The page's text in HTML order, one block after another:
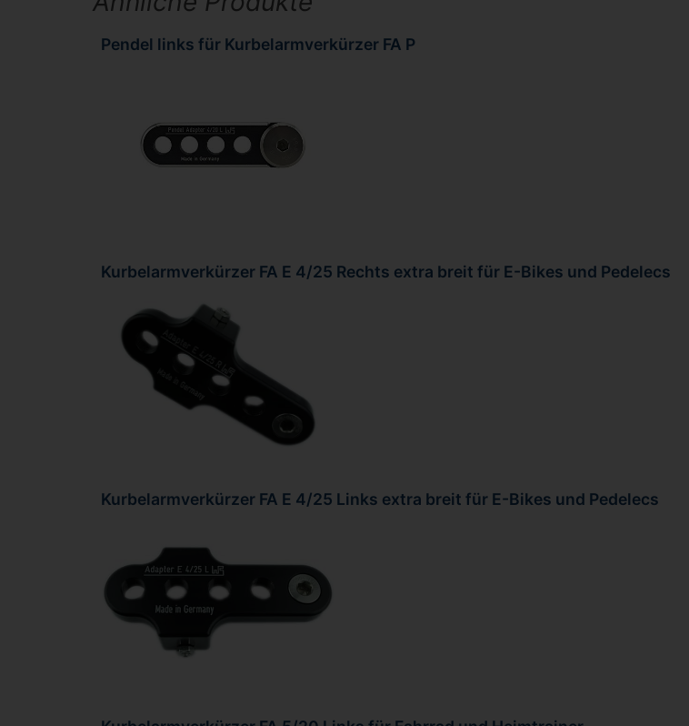
Pendel links für Kurbelarmverkürzer FA P
Kurbelarmverkürzer FA E 4/25 Rechts extra breit für E-Bikes und Pedelecs
Kurbelarmverkürzer FA E 4/25 Links extra breit für E-Bikes und Pedelecs